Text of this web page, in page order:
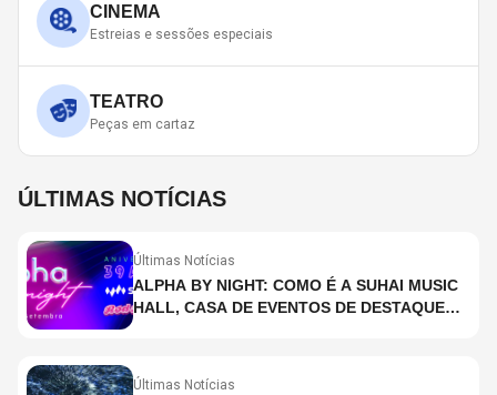
CINEMA
Estreias e sessões especiais
TEATRO
Peças em cartaz
ÚLTIMAS NOTÍCIAS
Últimas Notícias
ALPHA BY NIGHT: COMO É A SUHAI MUSIC
HALL, CASA DE EVENTOS DE DESTAQUE
Últimas Notícias